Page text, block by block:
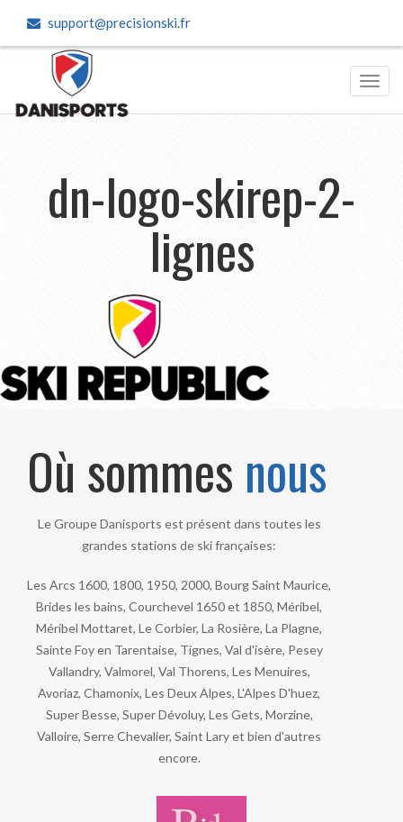
support@precisionski.fr
dn-logo-skirep-2-
lignes
Où sommes nous
Le Groupe Danisports est présent dans toutes les
grandes stations de ski françaises:
Les Arcs 1600, 1800, 1950, 2000, Bourg Saint Maurice,
Brides les bains, Courchevel 1650 et 1850, Méribel,
Méribel Mottaret, Le Corbier, La Rosière, La Plagne,
Sainte Foy en Tarentaise, Tignes, Val d'isère, Pesey
Vallandry, Valmorel, Val Thorens, Les Menuires,
Avoriaz, Chamonix, Les Deux Alpes, L'Alpes D'huez,
Super Besse, Super Dévoluy, Les Gets, Morzine,
Valloire, Serre Chevalier, Saint Lary et bien d'autres
encore.